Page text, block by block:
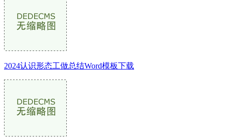
2024认识形态工做总结Word模板下载